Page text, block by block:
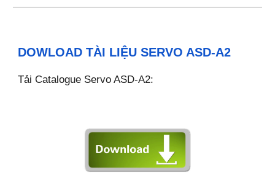
DOWLOAD TÀI LIỆU SERVO ASD-A2
Tải Catalogue Servo ASD-A2: